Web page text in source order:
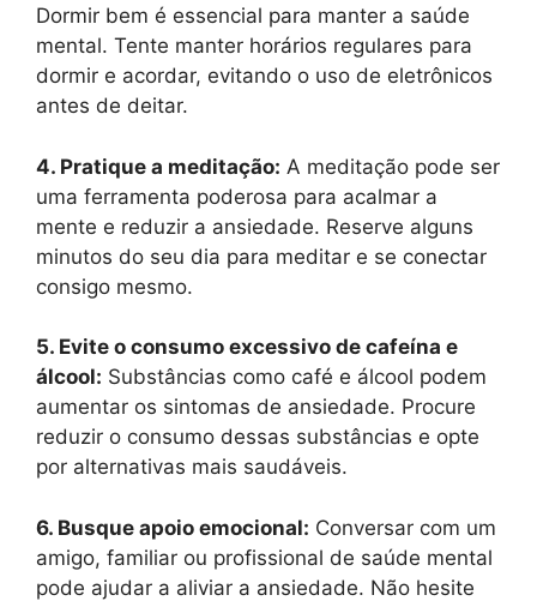
Dormir bem é essencial para manter a saúde
mental. Tente manter horários regulares para
dormir e acordar, evitando o uso de eletrônicos
antes de deitar.
4. Pratique a meditação: A meditação pode ser
uma ferramenta poderosa para acalmar a
mente e reduzir a ansiedade. Reserve alguns
minutos do seu dia para meditar e se conectar
consigo mesmo.
5. Evite o consumo excessivo de cafeína e
álcool: Substâncias como café e álcool podem
aumentar os sintomas de ansiedade. Procure
reduzir o consumo dessas substâncias e opte
por alternativas mais saudáveis.
6. Busque apoio emocional: Conversar com um
amigo, familiar ou profissional de saúde mental
pode ajudar a aliviar a ansiedade. Não hesite